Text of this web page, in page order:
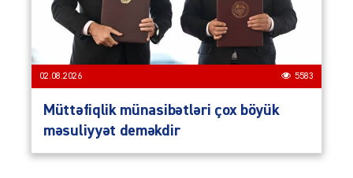
02.08.2026 5583
Müttəfiqlik münasibətləri çox böyük
məsuliyyət deməkdir